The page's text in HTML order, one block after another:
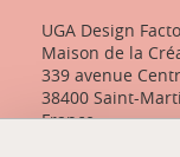
UGA Design
Maison de la
339 avenue
38400 Saint-
France